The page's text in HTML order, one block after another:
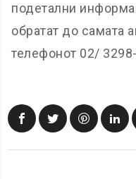
подетални
обратат до самата
телефонот 02/